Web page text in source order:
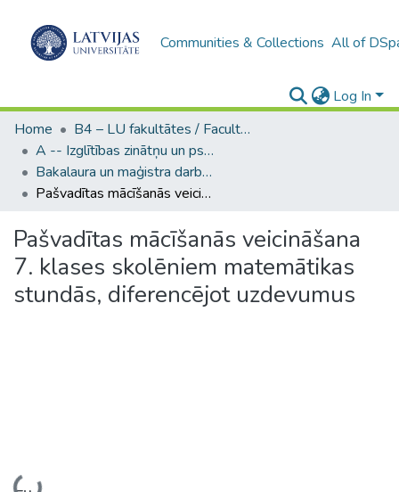
Communities & Collections All of
Log In
Home
B4 – LU fakultātes / Faculties of the UL
A -- Izglītības zinātņu un psiholoģijas fakultāte / Faculty of Education Sciences and Psychology
Bakalaura un maģistra darbi (PPMF) / Bachelor's and Master's theses
Pašvadītas mācīšanās veicināšana 7. klases skolēniem matemātikas stundās, diferencējot uzdevumus
Pašvadītas mācīšanās veicināšana
7. klases skolēniem matemātikas
stundās, diferencējot uzdevumus